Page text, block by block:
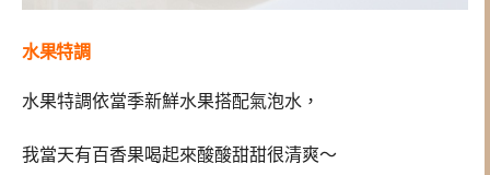
水果特調
水果特調依當季新鮮水果搭配氣泡水，
我當天有百香果喝起來酸酸甜甜很清爽～